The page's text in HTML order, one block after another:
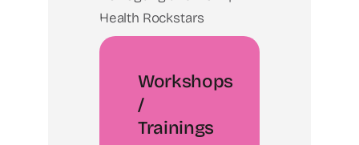
Workshops
/
Trainings